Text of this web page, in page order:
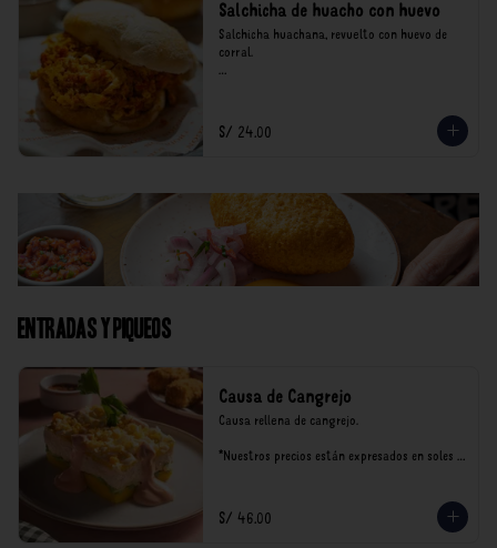
Salchicha de huacho con huevo
Salchicha huachana, revuelto con huevo de
corral.
consumo.
S/ 24.00
Entradas y Piqueos
Causa de Cangrejo
Causa rellena de cangrejo.
*Nuestros precios están expresados en soles e
S/ 46.00